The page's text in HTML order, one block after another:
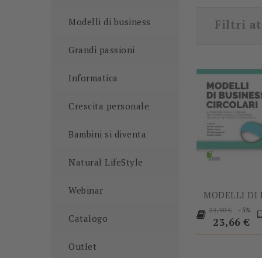
Modelli di business
Grandi passioni
Informatica
Crescita personale
Bambini si diventa
Natural LifeStyle
Webinar
Catalogo
Outlet
Filtri
MODELLI DI
Prezzo
base
24,90 € -5%
23,66 €